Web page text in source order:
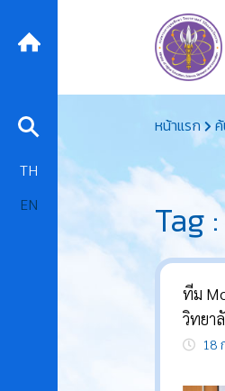
to
content
หน้าแรก
Tag
ทีม
วิทยาลัย คว้
18
TH
EN